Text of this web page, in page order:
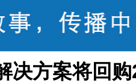
决方案将回